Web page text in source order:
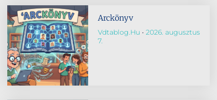
Arckönyv
Vdtablog.hu
2026. augusztus
7.